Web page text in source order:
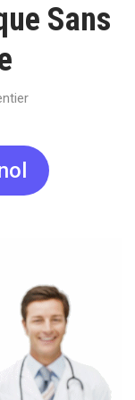
Sans